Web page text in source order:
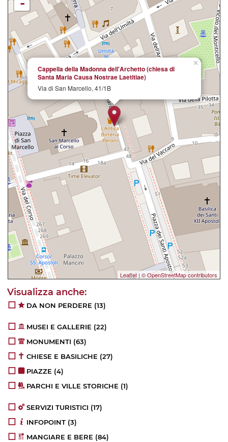
×
Cappella della Madonna dell'Archetto (chiesa di
Santa Maria Causa Nostrae Laetitiae)
Via di San Marcello, 41/1B
-
Leaflet | © OpenStreetMap contributors
DA NON PERDERE (13)
MUSEI E GALLERIE (22)
MONUMENTI (63)
CHIESE E BASILICHE (27)
PIAZZE (4)
PARCHI E VILLE STORICHE (1)
SERVIZI TURISTICI (17)
INFOPOINT (3)
MANGIARE E BERE (84)